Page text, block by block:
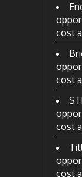
cost
cost
cost
cost